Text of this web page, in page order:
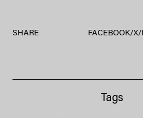
SHARE FACEBOOK/X/
Tags